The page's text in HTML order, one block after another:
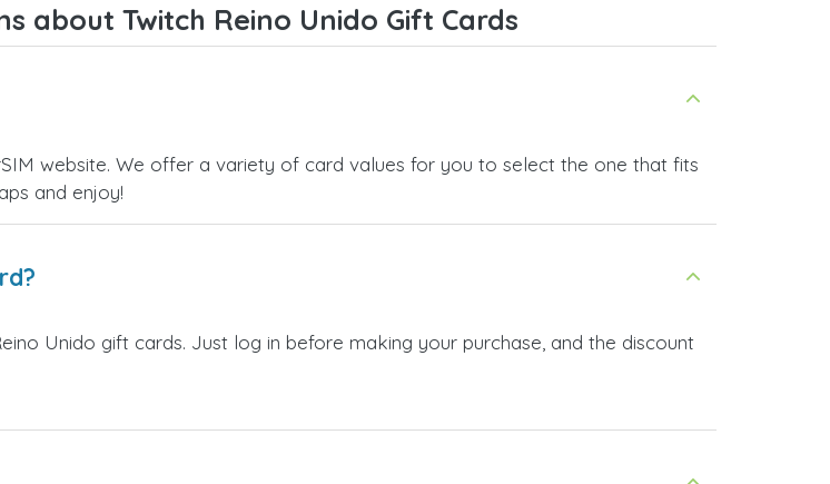
about Twitch Reino Unido Gift Cards
website. We offer a variety of card values for you to select the one that fits
and enjoy!
Unido gift cards. Just log in before making your purchase, and the discount